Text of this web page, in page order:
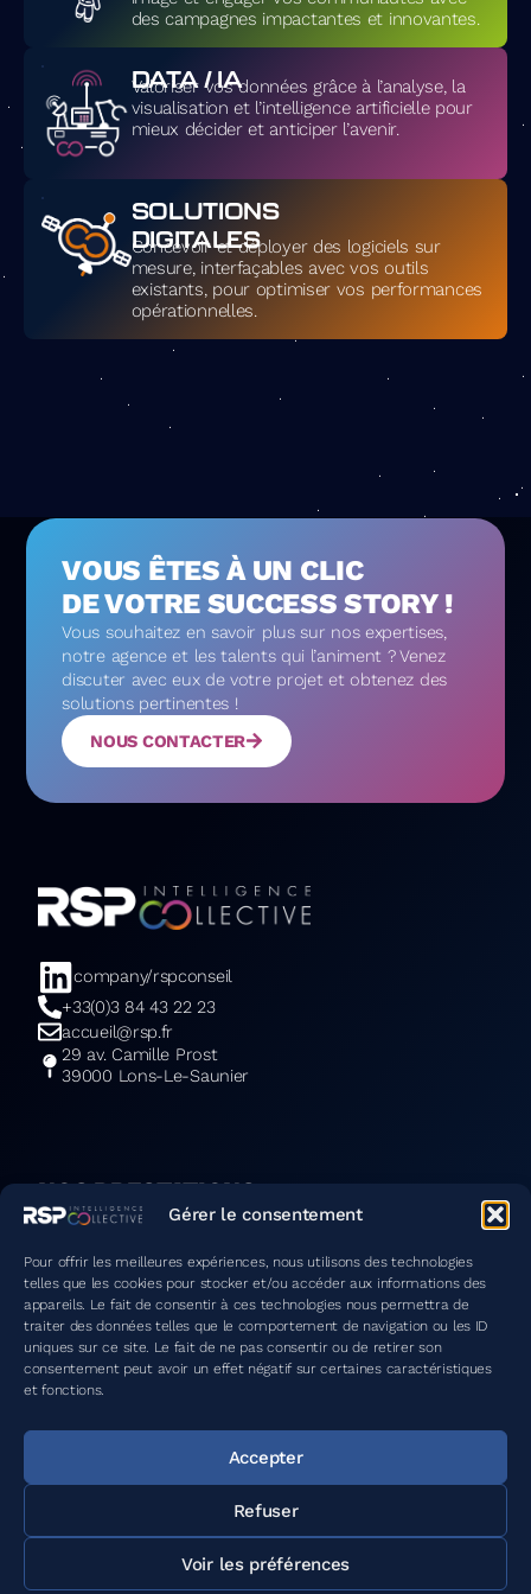
Gérer le consentement
Pour offrir les meilleures expériences, nous utilisons des technologies
telles que les cookies pour stocker et/ou accéder aux informations des
appareils. Le fait de consentir à ces technologies nous permettra de
traiter des données telles que le comportement de navigation ou les ID
uniques sur ce site. Le fait de ne pas consentir ou de retirer son
consentement peut avoir un effet négatif sur certaines caractéristiques
et fonctions.
Accepter
Refuser
Voir les préférences
des campagnes impactantes et innovantes.
DATA / IA
Valoriser vos données grâce à l’analyse, la
visualisation et l’intelligence artificielle pour
mieux décider et anticiper l’avenir.
SOLUTIONS
DIGITALES
Concevoir et déployer des logiciels sur
mesure, interfaçables avec vos outils
existants, pour optimiser vos performances
opérationnelles.
VOUS ÊTES À UN CLIC
DE VOTRE SUCCESS STORY !
Vous souhaitez en savoir plus sur nos expertises,
notre agence et les talents qui l’animent ? Venez
discuter avec eux de votre projet et obtenez des
solutions pertinentes !
NOUS CONTACTER
company/rspconseil
+33(0)3 84 43 22 23
accueil@rsp.fr
29 av. Camille Prost
39000 Lons-Le-Saunier
NOS PRESTATIONS
Stratégie & transformation
Marketing & communication
Solutions digitales
QUI SOMMES-NOUS ?
L'équipe
Actualités
Mentions légales & politique de confidentialité
© 2025 RSP Conseil. Tous droits réservés.